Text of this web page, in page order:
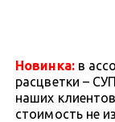
Новинка: в
расцветки –
наших
стоимость не